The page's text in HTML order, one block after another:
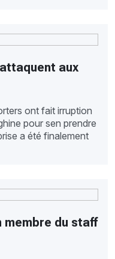
aux
ont fait irruption
pour sen prendre
a été finalement
membre du staff